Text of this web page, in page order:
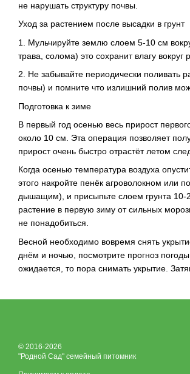
не нарушать структуру почвы.
Уход за растением после высадки в грунт
1. Мульчируйте землю слоем 5-10 см
трава, солома) это сохранит влагу вокруг
2. Не забывайте периодически поливать
почвы) и помните что излишний полив
Подготовка к зиме
В первый год осенью весь прирост
около 10 см. Эта операция позволяет
прирост очень быстро отрастёт летом
Когда осенью температура воздуха
этого накройте пенёк агроволокном
дышащим), и присыпьте слоем грунта 10-
растение в первую зиму от сильных
не понадобиться.
Весной необходимо вовремя снять
днём и ночью, посмотрите прогноз
ожидается, то пора снимать укрытие.
© 2016-2026
"Родной Сад" семейный питомник